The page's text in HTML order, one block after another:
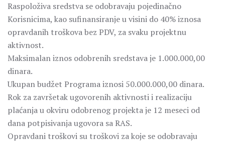
Raspoloživa sredstva se odobravaju pojedinačno
Korisnicima, kao sufinansiranje u visini do 40% iznosa
opravdanih troškova bez PDV, za svaku projektnu
aktivnost.
Maksimalan iznos odobrenih sredstava je 1.000.000,00
dinara.
Ukupan budžet Programa iznosi 50.000.000,00 dinara.
Rok za završetak ugovorenih aktivnosti i realizaciju
plaćanja u okviru odobrenog projekta je 12 meseci od
dana potpisivanja ugovora sa RAS.
Opravdani troškovi su troškovi za koje se odobravaju